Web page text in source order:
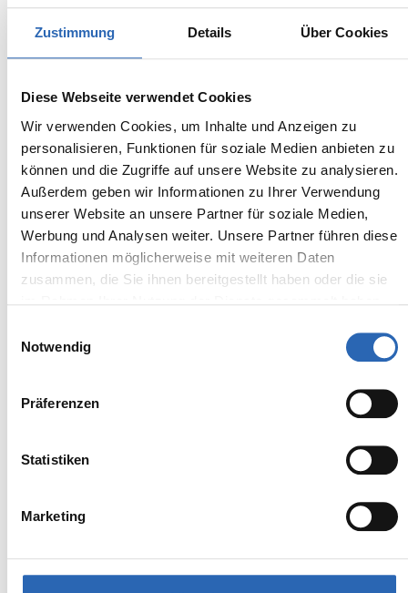
Zustimmung Details Über Cookies
Diese Webseite verwendet Cookies
Wir verwenden Cookies, um Inhalte und Anzeigen zu
personalisieren, Funktionen für soziale Medien anbieten zu
können und die Zugriffe auf unsere Website zu analysieren.
Außerdem geben wir Informationen zu Ihrer Verwendung
unserer Website an unsere Partner für soziale Medien,
Werbung und Analysen weiter. Unsere Partner führen diese
Informationen möglicherweise mit weiteren Daten
zusammen, die Sie ihnen bereitgestellt haben oder die sie
Notwendig
Präferenzen
Statistiken
Marketing
Kraftstoff Laufleistung
Euro 6
5 Sitze
7 Gänge
1500kg
5 Türen
3 Zylinder
Kraftstoffverbrauch kombiniert:
5.4 l/100km (WLTP)
CO2-Emissionen kombiniert:
122 g/km (WLTP)
BMW Kürzlich reduziert
38.890,00€
MwSt. ist ausweisbar